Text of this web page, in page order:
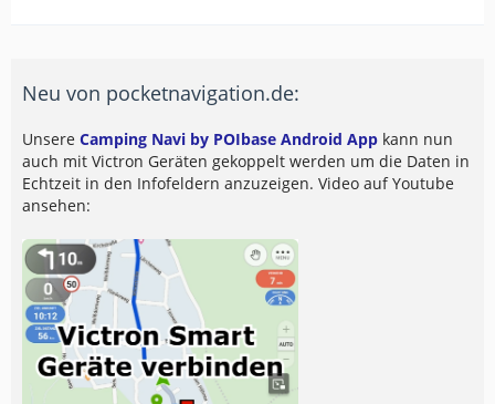
Neu von pocketnavigation.de:
Unsere Camping Navi by POIbase Android App kann nun
auch mit Victron Geräten gekoppelt werden um die Daten in
Echtzeit in den Infofeldern anzuzeigen. Video auf Youtube
ansehen: